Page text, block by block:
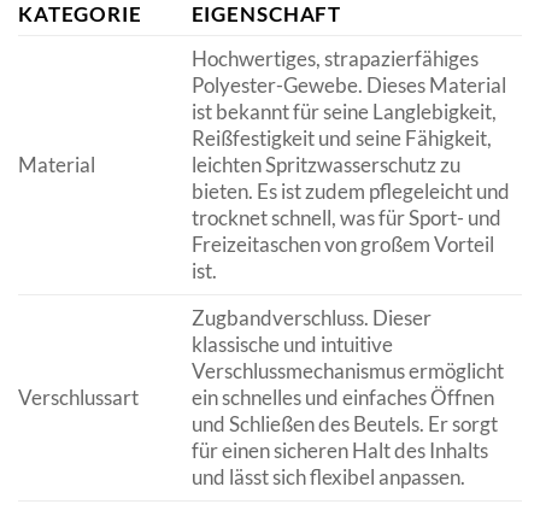
KATEGORIE EIGENSCHAFT
Material
Hochwertiges, strapazierfähiges
Polyester-Gewebe. Dieses Material
ist bekannt für seine Langlebigkeit,
Reißfestigkeit und seine Fähigkeit,
leichten Spritzwasserschutz zu
bieten. Es ist zudem pflegeleicht und
trocknet schnell, was für Sport- und
Freizeitaschen von großem Vorteil
ist.
Verschlussart
Zugbandverschluss. Dieser
klassische und intuitive
Verschlussmechanismus ermöglicht
ein schnelles und einfaches Öffnen
und Schließen des Beutels. Er sorgt
für einen sicheren Halt des Inhalts
und lässt sich flexibel anpassen.